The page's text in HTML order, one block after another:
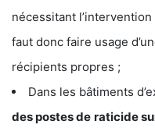
nécessitant
faut donc faire usage
récipients propres ;
Dans les bâtiments
des postes de raticide